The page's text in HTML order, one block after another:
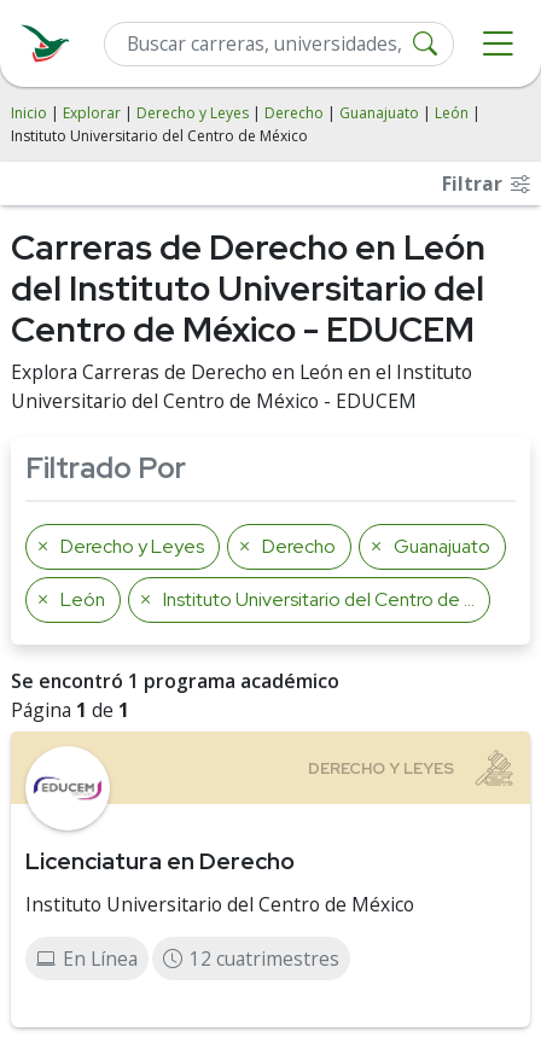
Inicio | Explorar | Derecho y Leyes | Derecho | Guanajuato | León |
Instituto Universitario del Centro de México
Filtrar
Carreras de Derecho en León
del Instituto Universitario del
Centro de México - EDUCEM
Explora Carreras de Derecho en León en el Instituto
Universitario del Centro de México - EDUCEM
Filtrado Por
Derecho y Leyes Derecho Guanajuato
León Instituto Universitario del Centro de México
Se encontró 1 programa académico
Página 1 de 1
Licenciatura en Derecho
Instituto Universitario del Centro de México
En Línea 12 cuatrimestres